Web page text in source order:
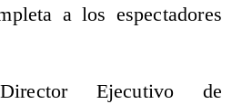
a los espectadores
Ejecutivo de